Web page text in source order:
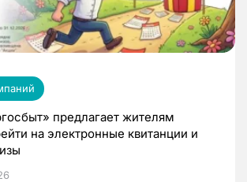
предлагает жителям
на электронные квитанции и